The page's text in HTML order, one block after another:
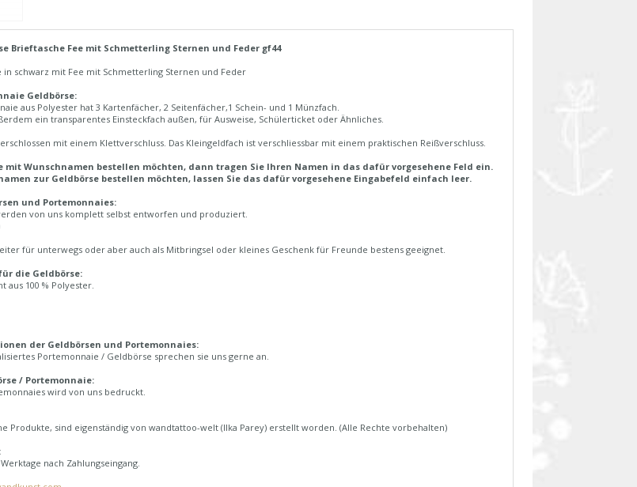
Brieftasche Fee mit Schmetterling Sternen und Feder gf44
schwarz mit Fee mit Schmetterling Sternen und Feder
Geldbörse:
aus Polyester hat 3 Kartenfächer, 2 Seitenfächer,1 Schein- und 1 Münzfach.
ein transparentes Einsteckfach außen, für Ausweise, Schülerticket oder Ähnliches.
mit einem Klettverschluss. Das Kleingeldfach ist verschliessbar mit einem praktischen Reißverschluss.
mit Wunschnamen bestellen möchten, dann tragen Sie Ihren Namen in das dafür vorgesehene Feld ein.
zur Geldbörse bestellen möchten, lassen Sie das dafür vorgesehene Eingabefeld einfach leer.
und Portemonnaies:
von uns komplett selbst entworfen und produziert.
für unterwegs oder aber auch als Mitbringsel oder kleines Geschenk für Freunde bestens geeignet.
die Geldbörse:
aus 100 % Polyester.
der Geldbörsen und Portemonnaies:
Portemonnaie / Geldbörse sprechen sie uns gerne an.
/ Portemonnaie:
wird von uns bedruckt.
Produkte, sind eigenständig von wandtattoo-welt (Ilka Parey) erstellt worden. (Alle Rechte vorbehalten)
nach Zahlungseingang.